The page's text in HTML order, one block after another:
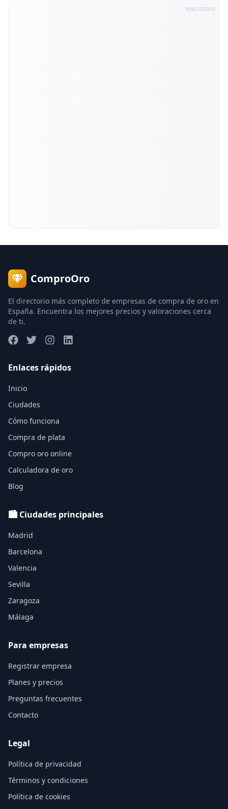
PUBLICIDAD
ComproOro
El directorio más completo de empresas de compra de oro en
España. Encuentra los mejores precios y valoraciones cerca
de ti.
Enlaces rápidos
Inicio
Ciudades
Cómo funciona
Compra de plata
Compro oro online
Calculadora de oro
Blog
🏙️ Ciudades principales
Madrid
Barcelona
Valencia
Sevilla
Zaragoza
Málaga
Para empresas
Registrar empresa
Planes y precios
Preguntas frecuentes
Contacto
Legal
Política de privacidad
Términos y condiciones
Política de cookies